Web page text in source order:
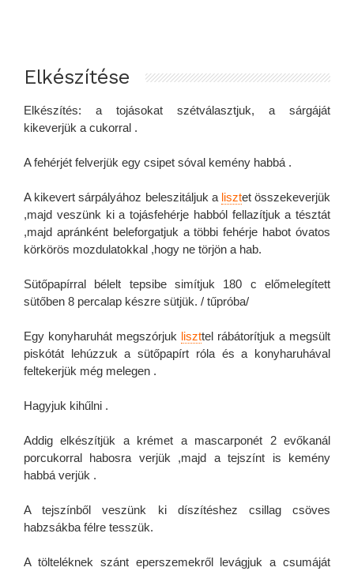
Elkészítése
Elkészítés: a tojásokat szétválasztjuk, a sárgáját
kikeverjük a cukorral .
A fehérjét felverjük egy csipet sóval kemény habbá .
A kikevert sárpályához beleszitáljuk a lisztet összekeverjük
,majd veszünk ki a tojásfehérje habból fellazítjuk a tésztát
,majd apránként beleforgatjuk a többi fehérje habot óvatos
körkörös mozdulatokkal ,hogy ne törjön a hab.
Sütőpapírral bélelt tepsibe simítjuk 180 c előmelegített
sütőben 8 percalap készre sütjük. / tűpróba/
Egy konyharuhát megszórjuk liszttel rábátorítjuk a megsült
piskótát lehúzzuk a sütőpapírt róla és a konyharuhával
feltekerjük még melegen .
Hagyjuk kihűlni .
Addig elkészítjük a krémet a mascarponét 2 evőkanál
porcukorral habosra verjük ,majd a tejszínt is kemény
habbá verjük .
A tejszínből veszünk ki díszítéshez csillag csöves
habzsákba félre tesszük.
A tölteléknek szánt eperszemekről levágjuk a csumáját